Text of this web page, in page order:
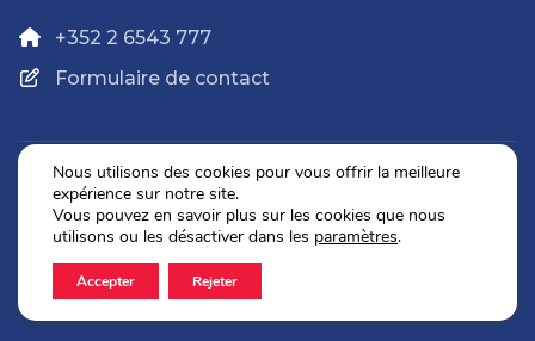
+352 2 6543 777
Formulaire de contact
Politique de confidentialité
Mentions légales
2026 © OGBL. Tous droits réservés.
Nous utilisons des cookies pour vous offrir la meilleure
expérience sur notre site.
Vous pouvez en savoir plus sur les cookies que nous
utilisons ou les désactiver dans les paramètres.
Accepter Rejeter